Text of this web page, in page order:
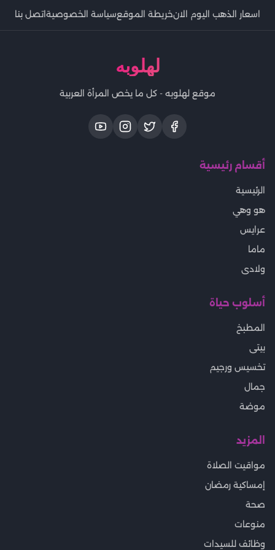
اسعار الذهب اليوم الانخريطة الموقعسياسة الخصوصيةاتصل بنا
لهلوبه
موقع لهلوبه - كل ما يخص المرأة العربية
أقسام رئيسية
الرئيسية
هو وهي
عرايس
ماما
ولادى
أسلوب حياة
المطبخ
بيتى
تخسيس ورجيم
جمال
موضة
المزيد
مواقيت الصلاة
إمساكية رمضان
صحة
منوعات
وظائف للسيدات